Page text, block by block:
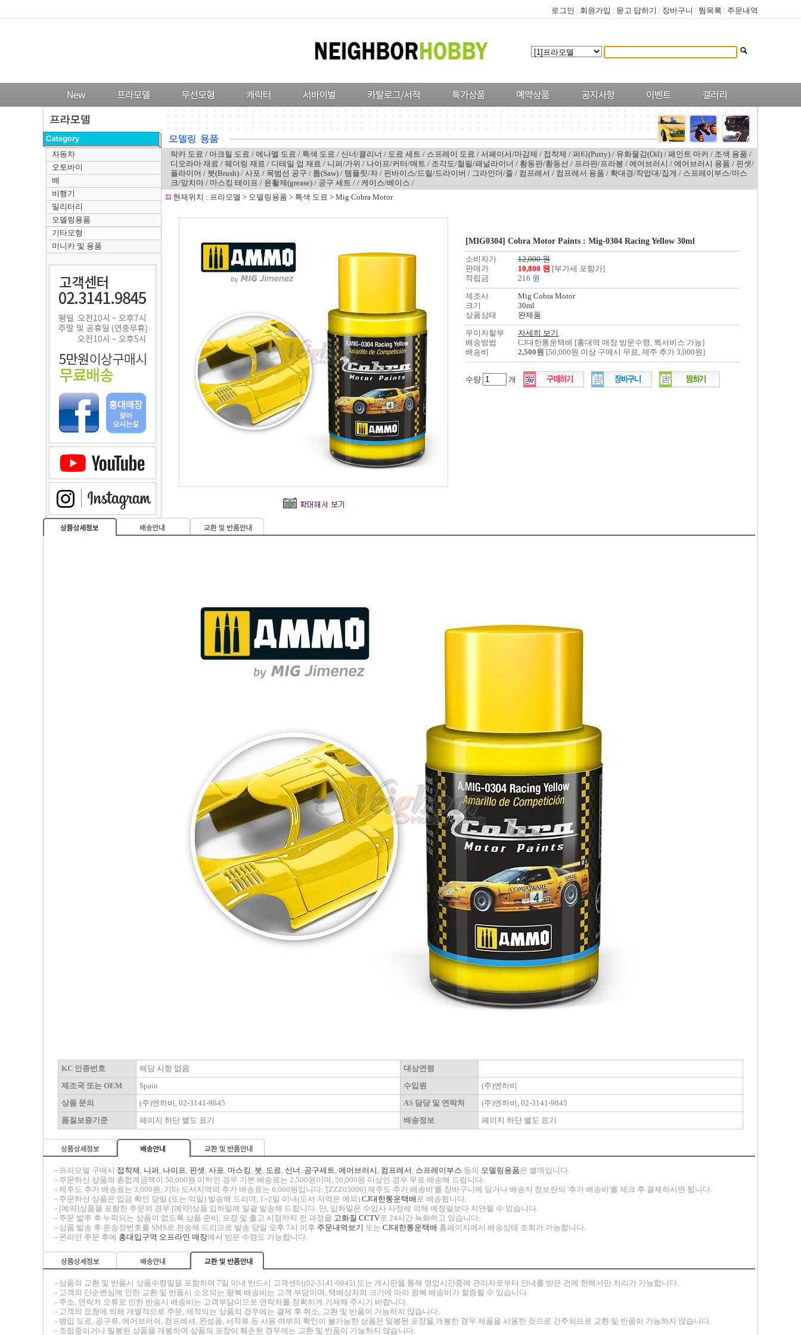
로그인 | 회원가입 | 묻고 답하기 | 장바구니 | 찜목록 | 주문내역
자동차
오토바이
배
비행기
밀리터리
모델링용품
기타모형
미니카 및 용품
락카 도료 / 아크릴 도료 / 에나멜 도료 / 특색 도료 / 신너/클리너 / 도료 세트 / 스프레이 도료 / 서페이서/마감제 / 접착제 / 퍼티(Putty) / 유화물감(Oil) / 페인트 마커 / 조색 용품 /
디오라마 재료 / 웨더링 재료 / 디테일 업 재료 / 니퍼/가위 / 나이프/커터/매트 / 조각도/철필/패널라이너 / 황동판/황동선 / 프라판/프라봉 / 에어브러시 / 에어브러시 용품 / 핀셋/
플라이어 / 붓(Brush) / 사포 / 목범선 공구 / 톱(Saw) / 템플릿/자 / 핀바이스/드릴/드라이버 / 그라인더/줄 / 컴프레서 / 컴프레서 용품 / 확대경/작업대/집게 / 스프레이부스/마스
크/앞치마 / 마스킹 테이프 / 윤활제(grease) / 공구 세트 / / 케이스/베이스 /
현재위치 : 프라모델 > 모델링용품 > 특색 도료 > Mig Cobra Motor
[MIG0304] Cobra Motor Paints : Mig-0304 Racing Yellow 30ml
소비자가
12,000 원
판매가
10,800 원 [부가세 포함가]
적립금
216 원
제조사
Mig Cobra Motor
크기
30ml
상품상태
완제품
무이자할부
자세히 보기
배송방법
CJ대한통운택배 [홍대역 매장 방문수령, 퀵서비스 가능]
배송비
2,500원 [50,000원 이상 구매시 무료, 제주 추가 3,000원]
수량 개
KC 인증번호 해당 사항 없음
대상연령
제조국 또는 OEM
Spain 수입원
(주)엔하비
상품 문의
(주)엔하비, 02-3141-9845 AS 담당 및 연락처
(주)엔하비, 02-3141-9845
품질보증기준
페이지 하단 별도 표기 배송정보 페이지 하단 별도 표기
----- - 프라모델 구매시 접착제 , 니퍼 , 나이프, 핀셋 , 사포, 마스킹 , 붓, 도료, 신너 , 공구세트, 에어브러시 , 컴프레서 , 스프레이부스 등의 모델링용품은 별매입니다.
----- - 주문하신 상품의 총합계금액이 50,000원 이하인 경우 기본 배송료는 2,500원이며, 50,000원 이상인 경우 무료 배송해 드립니다.
----- - 제주도 추가 배송료는 3,000원, 기타 도서지역의 추가 배송료는 6,000원입니다. '[ZZZ03000] 제주도 추가 배송비'를 장바구니에 담거나 배송지 정보란의 '추가 배송비'를 체크 후 결제하시면 됩니다.
----- - 주문하신 상품은 입금 확인 당일 (또는 익일) 발송해 드리며, 1~2일 이내(도서 지역은 예외) CJ대한통운택배 로 배송됩니다.
----- - [예약]상품을 포함한 주문의 경우 [예약]상품 입하일에 일괄 발송해 드립니다. 단, 입하일은 수입사 사정에 의해 예정일보다 지연될 수 있습니다.
----- - 주문 발주 후 누락되는 상품이 없도록 상품 준비, 포장 및 출고 시점까지 전 과정을 고화질 CCTV로 24시간 녹화하고 있습니다.
----- - 상품 발송 후 운송장번호를 SMS로 전송해 드리므로 발송 당일 오후 7시 이후 주문내역보기 또는 CJ대한통운택배 홈페이지에서 배송상태 조회가 가능합니다.
----- - 온라인 주문 후에 홍대입구역 오프라인 매장에서 방문 수령도 가능합니다.
----- - 상품의 교환 및 반품시 상품수령일을 포함하여 7일 이내 반드시 고객센터(02-3141-9845) 또는 게시판을 통해 영업시간중에 관리자로부터 안내를 받은 건에 한해서만 처리가 가능합니다.
----- - 고객의 단순변심에 인한 교환 및 반품시 소요되는 왕복 배송비는 고객 부담이며, 택배상자의 크기에 따라 왕복 배송비가 할증될 수 있습니다.
----- - 주소, 연락처 오류로 인한 반송시 배송비는 고객부담이므로 연락처를 정확하게 기재해 주시기 바랍니다.
----- - 고객의 요청에 의해 개별적으로 주문, 제작되는 상품의 경우에는 결제 후 취소, 교환 및 반품이 가능하지 않습니다.
----- - 병입 도료, 공구류, 에어브러쉬, 컴프레셔, 완성품, 서적류 등 사용 여부의 확인이 불가능한 상품은 밀봉된 포장을 개봉한 경우 제품을 사용한 것으로 간주되므로 교환 및 반품이 가능하지 않습니다.
----- - 조립중이거나 밀봉된 상품을 개봉하여 상품의 포장이 훼손된 경우에는 교환 및 반품이 가능하지 않습니다.